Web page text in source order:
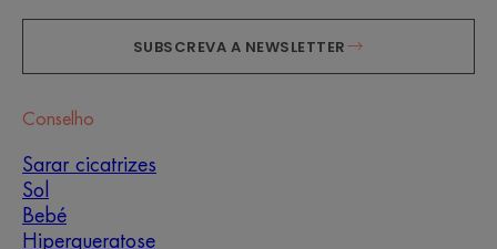
SUBSCREVA A NEWSLETTER
Conselho
Sarar cicatrizes
Sol
Bebé
Hiperqueratose